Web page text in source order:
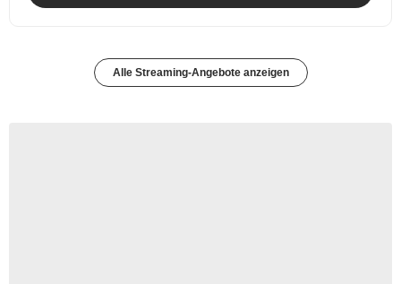
Alle Streaming-Angebote anzeigen